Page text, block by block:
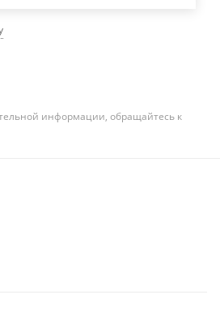
информации, обращайтесь к